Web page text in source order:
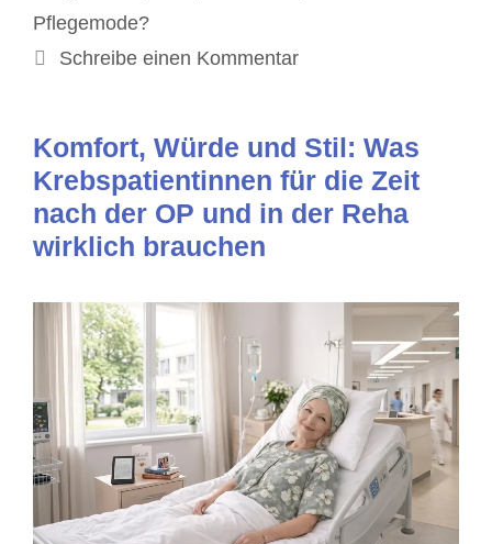
Pflegemode?
Schreibe einen Kommentar
Komfort, Würde und Stil: Was
Krebspatientinnen für die Zeit
nach der OP und in der Reha
wirklich brauchen